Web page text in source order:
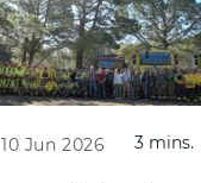
10 Jun 2026 3 mins.